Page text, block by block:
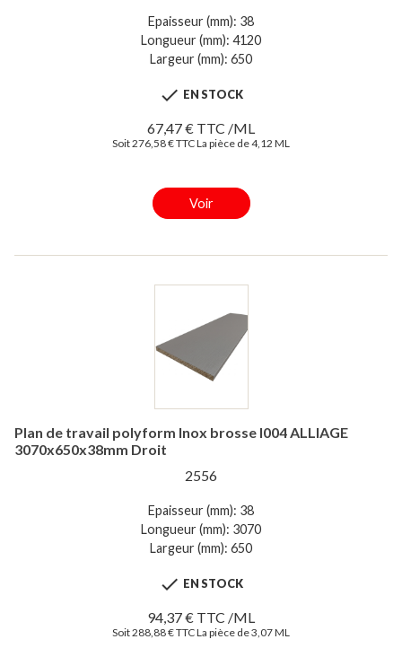
Epaisseur (mm): 38
Longueur (mm): 4120
Largeur (mm): 650
 EN STOCK
67,47 € TTC /ML
Soit 276,58 € TTC La pièce de 4,12 ML
Voir
Plan de travail polyform Inox brosse I004 ALLIAGE
3070x650x38mm Droit
2556
Epaisseur (mm): 38
Longueur (mm): 3070
Largeur (mm): 650
 EN STOCK
94,37 € TTC /ML
Soit 288,88 € TTC La pièce de 3,07 ML